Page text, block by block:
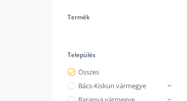
Termék
Település
Összes
Bács-Kiskun vármegye